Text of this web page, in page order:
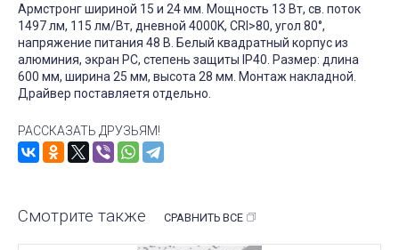
Армстронг шириной 15 и 24 мм. Мощность 13 Вт, св. поток
1497 лм, 115 лм/Вт, дневной 4000K, CRI>80, угол 80°,
напряжение питания 48 В. Белый квадратный корпус из
алюминия, экран PC, степень защиты IP40. Размер: длина
600 мм, ширина 25 мм, высота 28 мм. Монтаж накладной.
Драйвер поставляетя отдельно.
РАССКАЗАТЬ ДРУЗЬЯМ!
Смотрите также СРАВНИТЬ ВСЕ